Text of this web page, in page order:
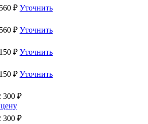
₽ Уточнить
₽ Уточнить
₽ Уточнить
₽ Уточнить
300 ₽
300 ₽